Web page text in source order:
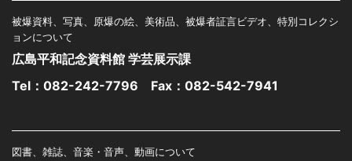
被爆資料、写真、原爆の絵、美術品、被爆者証言ビデオ、特別コレクシ
ョンについて
広島平和記念資料館 学芸展示課
Tel： 082-242-7796 Fax：082-542-7941
図書、雑誌、音楽・音声、動画について